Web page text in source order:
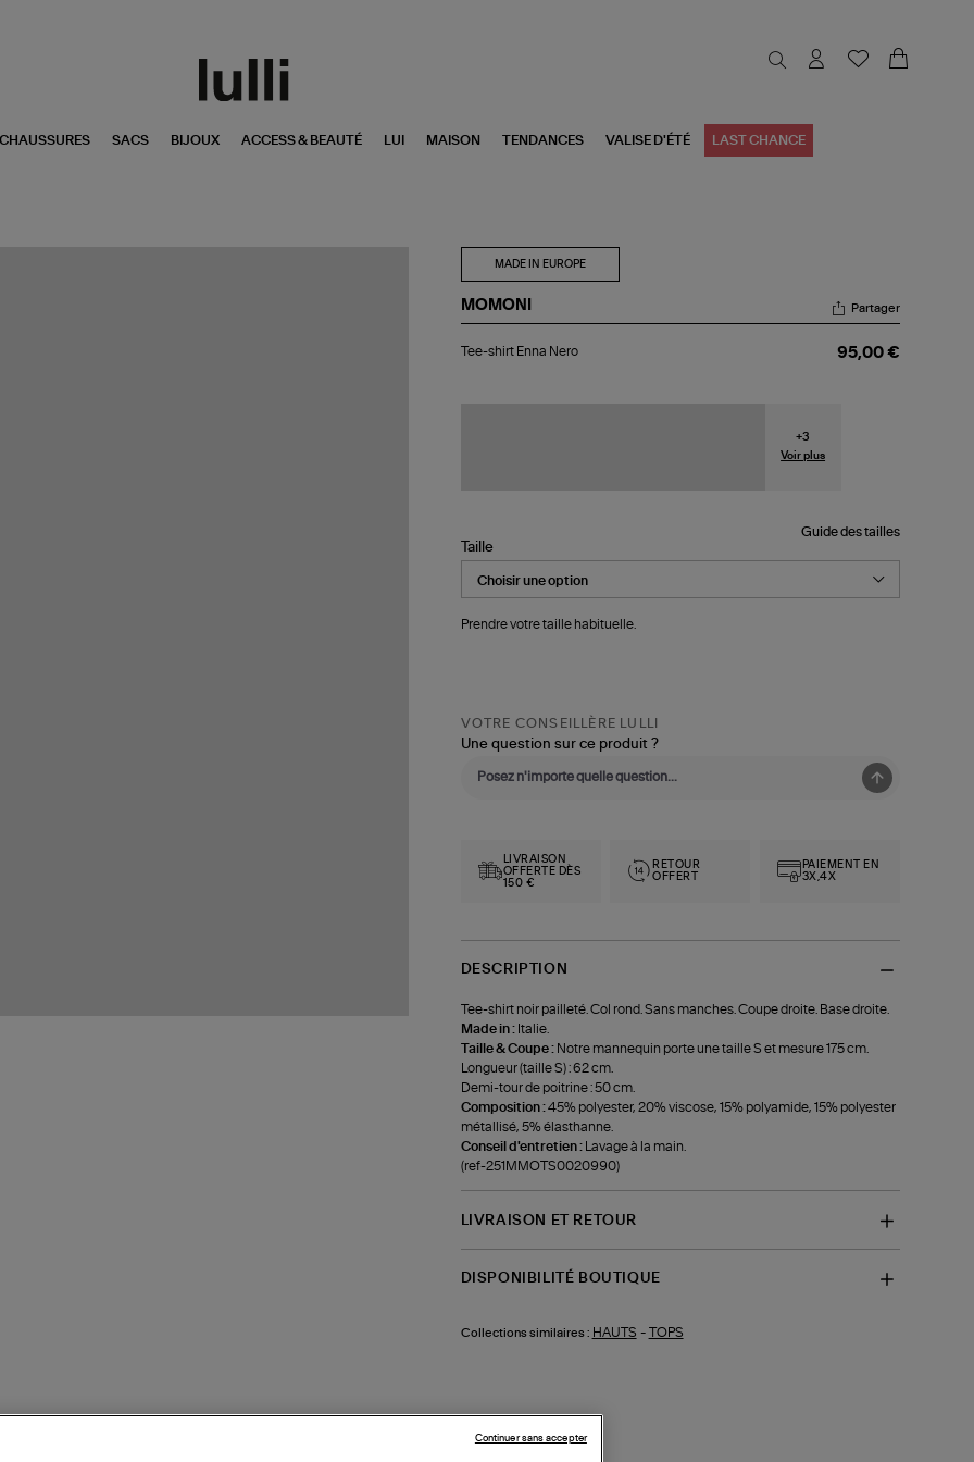
CHAUSSURES SACS BIJOUX ACCESS & BEAUTÉ LUI MAISON TENDANCES VALISE D'ÉTÉ LAST CHANCE
MADE IN EUROPE
MOMONI
shirt
Partager
Tee-shirt Enna Nero 95,00 €
+3
Voir plus
Guide des tailles
Taille
Prendre votre taille habituelle.
VOTRE CONSEILLÈRE LULLI
Une question sur ce produit ?
LIVRAISON
OFFERTE DÈS
150 €
RETOUR
OFFERT
PAIEMENT EN
3X,4X
DESCRIPTION
Tee-shirt noir pailleté. Col rond. Sans manches. Coupe droite. Base droite.
Made in : Italie.
Taille & Coupe : Notre mannequin porte une taille S et mesure 175 cm.
Longueur (taille S) : 62 cm.
Demi-tour de poitrine : 50 cm.
Composition :45% polyester, 20% viscose, 15% polyamide, 15% polyester
métallisé, 5% élasthanne.
Conseil d'entretien :
Lavage à la main.
(ref-251MMOTS0020990)
LIVRAISON ET RETOUR
DISPONIBILITÉ BOUTIQUE
Collections similaires : HAUTS - TOPS
Continuer sans accepter